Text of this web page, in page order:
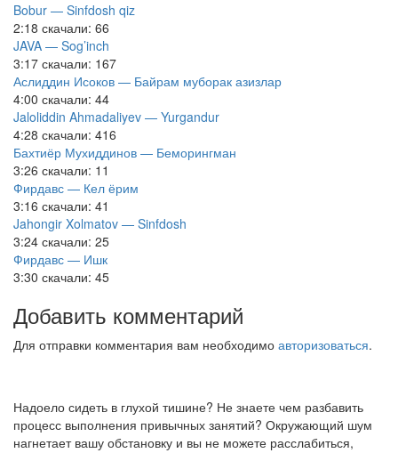
Bobur — Sinfdosh qiz
2:18 скачали: 66
JAVA — Sog’inch
3:17 скачали: 167
Аслиддин Исоков — Байрам муборак азизлар
4:00 скачали: 44
Jaloliddin Ahmadaliyev — Yurgandur
4:28 скачали: 416
Бахтиёр Мухиддинов — Беморингман
3:26 скачали: 11
Фирдавс — Кел ёрим
3:16 скачали: 41
Jahongir Xolmatov — Sinfdosh
3:24 скачали: 25
Фирдавс — Ишк
3:30 скачали: 45
Добавить комментарий
Для отправки комментария вам необходимо авторизоваться.
Надоело сидеть в глухой тишине? Не знаете чем разбавить
процесс выполнения привычных занятий? Окружающий шум
нагнетает вашу обстановку и вы не можете расслабиться,